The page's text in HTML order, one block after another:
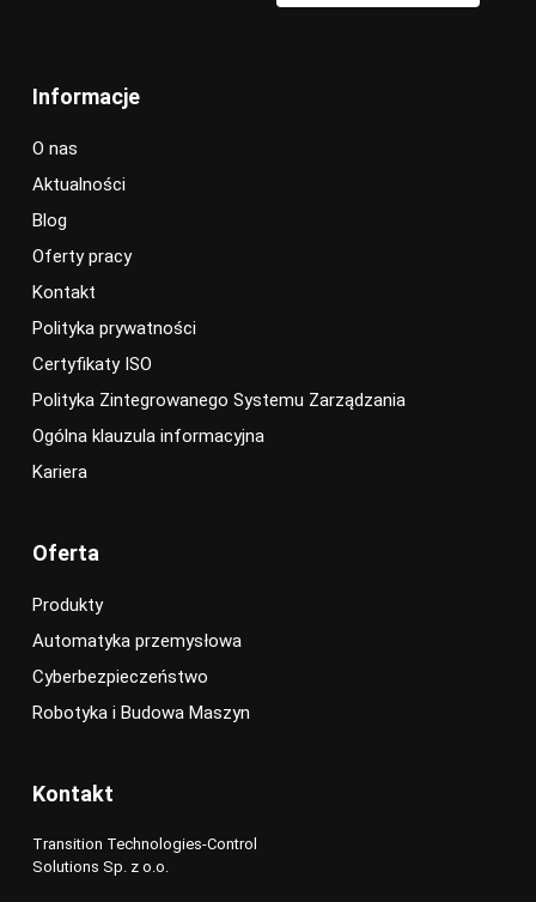
Informacje
O nas
Aktualności
Blog
Oferty pracy
Kontakt
Polityka prywatności
Certyfikaty ISO
Polityka Zintegrowanego Systemu Zarządzania
Ogólna klauzula informacyjna
Kariera
Oferta
Produkty
Automatyka przemysłowa
Cyberbezpieczeństwo
Robotyka i Budowa Maszyn
Kontakt
Transition Technologies-Control
Solutions Sp. z o.o.